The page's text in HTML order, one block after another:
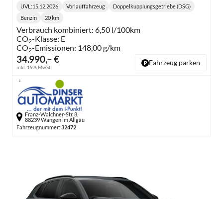
34.990,– €
inkl. 19% MwSt.
UVL :15.12.2026 Vorlauffahrzeug
Getriebe:
Doppelkupplungsgetriebe (DSG)
Benzin 20 km
Verbrauch kombiniert: 6,50 l/100km
CO2-Klasse: E
CO2-Emissionen: 148,00 g/km
Fahrzeug parken
Franz-Walchner-Str. 8,
88239 Wangen im Allgäu
Fahrzeugnummer: 32472